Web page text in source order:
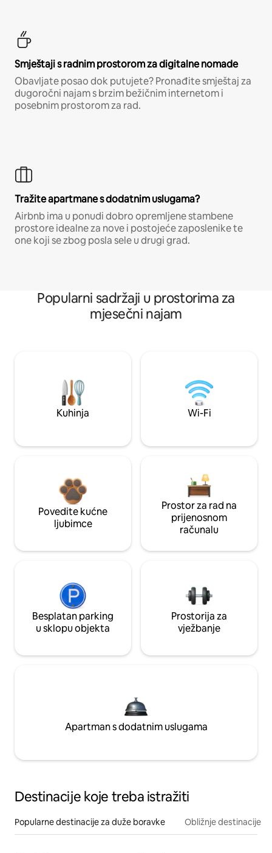
Smještaji s radnim prostorom za digitalne nomade
Obavljate posao dok putujete? Pronađite smještaj za
dugoročni najam s brzim bežičnim internetom i
posebnim prostorom za rad.
Tražite apartmane s dodatnim uslugama?
Airbnb ima u ponudi dobro opremljene stambene
prostore idealne za nove i postojeće zaposlenike te
one koji se zbog posla sele u drugi grad.
Popularni sadržaji u prostorima za
mjesečni najam
Kuhinja Wi-Fi
Povedite kućne
ljubimce
Prostor za rad na
prijenosnom
računalu
Besplatan parking
u sklopu objekta
Prostorija za
vježbanje
Apartman s dodatnim uslugama
Destinacije koje treba istražiti
Popularne destinacije za duže boravke Obližnje destinacije